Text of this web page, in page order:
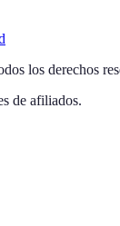
los derechos
de afiliados.